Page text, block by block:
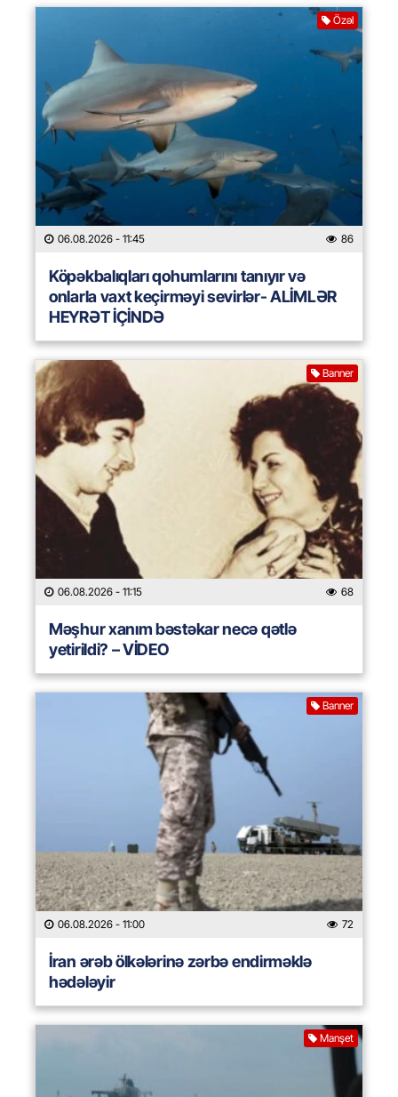
Özəl
06.08.2026 - 11:45 86
Köpəkbalıqları qohumlarını tanıyır və
onlarla vaxt keçirməyi sevirlər- ALİMLƏR
HEYRƏT İÇİNDƏ
Banner
06.08.2026 - 11:15 68
Məşhur xanım bəstəkar necə qətlə
yetirildi? – VİDEO
Banner
06.08.2026 - 11:00 72
İran ərəb ölkələrinə zərbə endirməklə
hədələyir
Manşet